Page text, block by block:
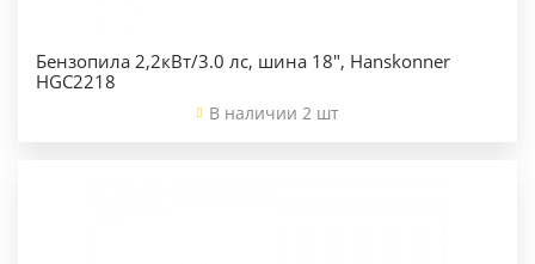
Бензопила 2,2кВт/3.0 лс, шина 18", Hanskonner
HGC2218
В наличии 2 шт